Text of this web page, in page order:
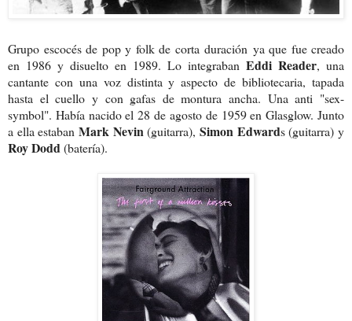
Grupo escocés de pop y folk de corta duración ya que fue creado
en 1986 y disuelto en 1989. Lo integraban Eddi Reader, una
cantante con una voz distinta y aspecto de bibliotecaria, tapada
hasta el cuello y con gafas de montura ancha. Una anti "sex-
symbol". Había nacido el 28 de agosto de 1959 en Glasglow. Junto
a ella estaban Mark Nevin (guitarra),Simon Edwards (guitarra) y
Roy Dodd (batería).